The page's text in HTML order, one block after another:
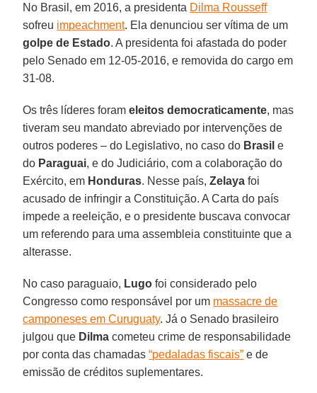
No Brasil, em 2016, a presidenta Dilma Rousseff
sofreu impeachment. Ela denunciou ser vítima de um
golpe de Estado. A presidenta foi afastada do poder
pelo Senado em 12-05-2016, e removida do cargo em
31-08.
Os três líderes foram eleitos democraticamente, mas
tiveram seu mandato abreviado por intervenções de
outros poderes – do Legislativo, no caso do Brasil e
do Paraguai, e do Judiciário, com a colaboração do
Exército, em Honduras. Nesse país,Zelaya foi
acusado de infringir a Constituição. A Carta do país
impede a reeleição, e o presidente buscava convocar
um referendo para uma assembleia constituinte que a
alterasse.
No caso paraguaio, Lugo foi considerado pelo
Congresso como responsável por um massacre de
camponeses em Curuguaty. Já o Senado brasileiro
julgou que Dilma cometeu crime de responsabilidade
por conta das chamadas“pedaladas fiscais” e de
emissão de créditos suplementares.